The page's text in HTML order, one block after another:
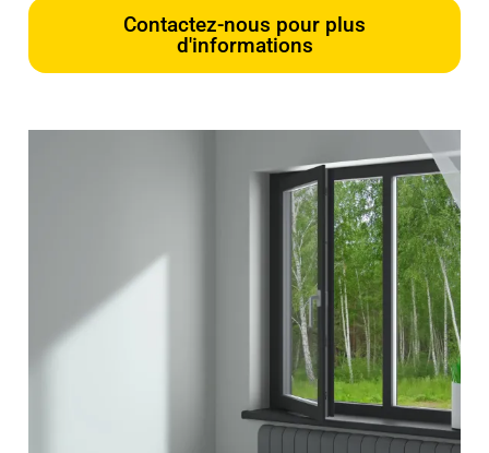
Contactez-nous pour plus
d'informations